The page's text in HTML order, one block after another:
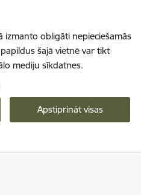
izmanto obligāti nepieciešamās
šajā vietnē var tikt
mediju sīkdatnes.
Apstiprināt visas